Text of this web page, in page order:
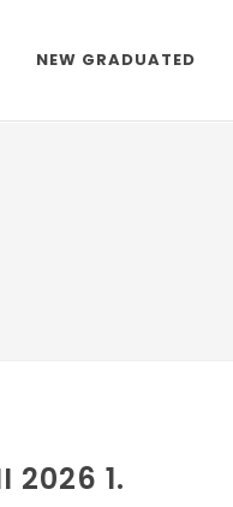
NEW GRADUATED
2026 1.